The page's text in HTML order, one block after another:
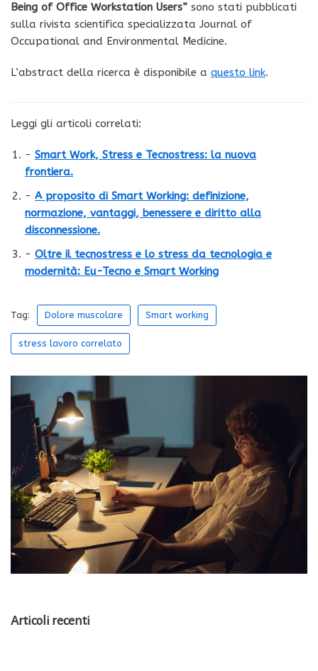
Being of Office Workstation Users” sono stati pubblicati
sulla rivista scientifica specializzata Journal of
Occupational and Environmental Medicine.
L’abstract della ricerca è disponibile a questo link.
Leggi gli articoli correlati:
- Smart Work, Stress e Tecnostress: la nuova
frontiera.
- A proposito di Smart Working: definizione,
normazione, vantaggi, benessere e diritto alla
disconnessione.
- Oltre il tecnostress e lo stress da tecnologia e
modernità: Eu-Tecno e Smart Working
Tag: Dolore muscolare Smart working
stress lavoro correlato
Articoli recenti